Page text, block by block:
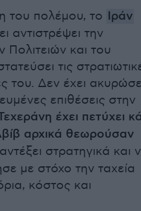
του πολέμου, το Ιράν
αντιστρέψει την
και του
τις
του. Δεν έχει
επιθέσεις στην
έχει πετύχει
αρχικά θεωρούσαν
στρατηγικά και
με στόχο την ταχεία
κόστος και